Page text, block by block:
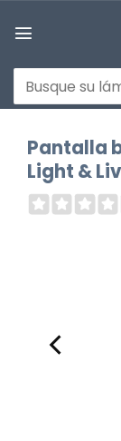
Buscar
por:
Pantalla
Light &